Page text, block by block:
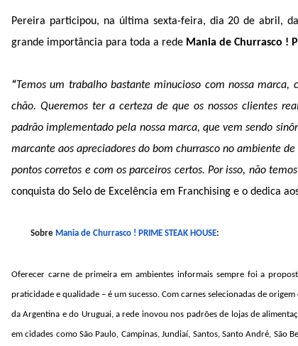
Pereira participou, na última sexta-feira, dia 20 de abril,
grande importância para toda a rede Mania de Churrasco !
“Temos um trabalho bastante minucioso com nossa
chão. Queremos ter a certeza de que os nossos clientes
padrão implementado pela nossa marca, que vem sendo
marcante aos apreciadores do bom churrasco no ambiente
pontos corretos e com os parceiros certos. Por isso, não
conquista do Selo de Excelência em Franchising e o dedica
Sobre Mania de Churrasco ! PRIME STEAK HOUSE:
Oferecer carne de primeira em ambientes informais sempre foi a
praticidade e qualidade – é um sucesso. Com carnes selecionadas de
da Argentina e do Uruguai, a rede inovou nos padrões de lojas de
em cidades como São Paulo, Campinas, Jundiaí, Santos, Santo André, São